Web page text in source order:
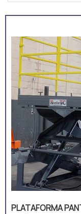
PLATAFORMA